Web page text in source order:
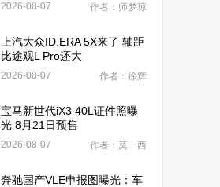
2026-08-07 作者：师梦琼
上汽大众ID.ERA 5X来了 轴距
比途观L Pro还大
2026-08-07 作者：徐辉
宝马新世代iX3 40L证件照曝
光 8月21日预售
2026-08-07 作者：莫一西
奔驰国产VLE申报图曝光：车